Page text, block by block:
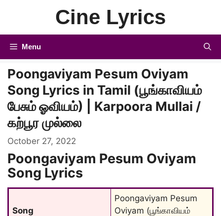
Cine Lyrics
Menu
Poongaviyam Pesum Oviyam
Song Lyrics in Tamil (பூங்காவியம்
பேசும் ஓவியம்) | Karpoora Mullai /
கற்பூர முல்லை
October 27, 2022
Poongaviyam Pesum Oviyam
Song Lyrics
Song
Poongaviyam Pesum
Oviyam (பூங்காவியம்